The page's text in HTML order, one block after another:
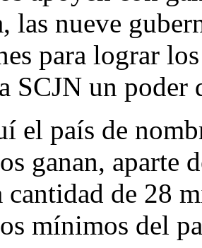
las nueve
para lograr
SCJN un poder
el país de
ganan, aparte
cantidad de 28
mínimos del